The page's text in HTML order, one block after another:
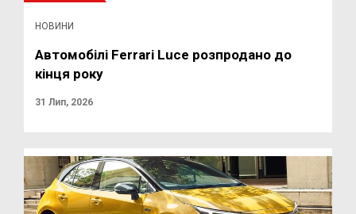
НОВИНИ
Автомобілі Ferrari Luce розпродано до
кінця року
31 Лип, 2026